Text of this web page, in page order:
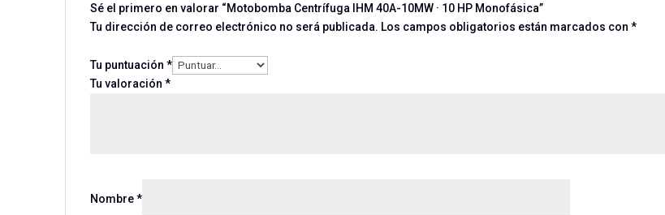
Sé el primero en valorar “Motobomba Centrífuga IHM 40A-10MW · 10 HP Monofásica”
Tu dirección de correo electrónico no será publicada. Los campos obligatorios están marcados con *
Tu puntuación *
Tu valoración *
Nombre*